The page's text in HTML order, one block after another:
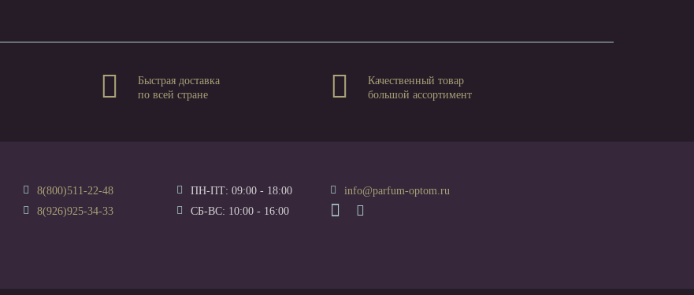
Быстрая доставка
по всей стране
Качественный товар
большой ассортимент
8(800)511-22-48
8(926)925-34-33
ПН-ПТ: 09:00 - 18:00
СБ-ВС: 10:00 - 16:00
info@parfum-optom.ru